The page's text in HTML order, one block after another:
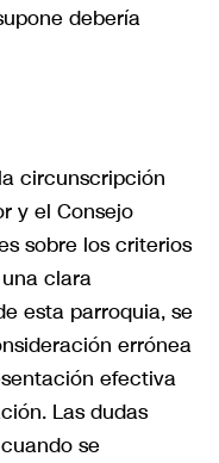
debería
circunscripción
y el Consejo
sobre los criterios
clara
esta parroquia, se
errónea
efectiva
Las dudas
se